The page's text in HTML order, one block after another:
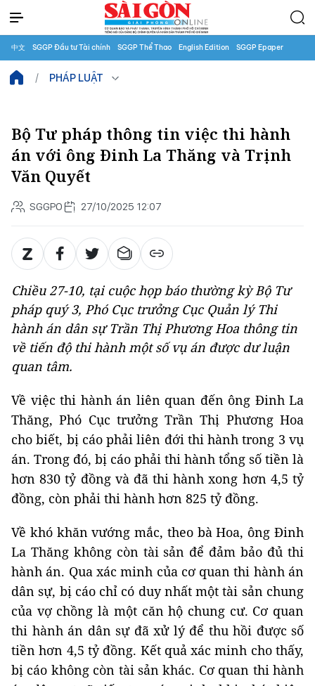
中文 SGGP Đầu tư Tài chính SGGP Thể Thao English Edition SGGP Epaper
PHÁP LUẬT
Bộ Tư pháp thông tin việc thi hành
án với ông Đinh La Thăng và Trịnh
Văn Quyết
SGGPO 27/10/2025 12:07
Chiều 27-10, tại cuộc họp báo thường kỳ Bộ Tư
pháp quý 3, Phó Cục trưởng Cục Quản lý Thi
hành án dân sự Trần Thị Phương Hoa thông tin
về tiến độ thi hành một số vụ án được dư luận
quan tâm.
Về việc thi hành án liên quan đến ông Đinh La
Thăng, Phó Cục trưởng Trần Thị Phương Hoa
cho biết, bị cáo phải liên đới thi hành trong 3 vụ
án. Trong đó, bị cáo phải thi hành tổng số tiền là
hơn 830 tỷ đồng và đã thi hành xong hơn 4,5 tỷ
đồng, còn phải thi hành hơn 825 tỷ đồng.
Về khó khăn vướng mắc, theo bà Hoa, ông Đinh
La Thăng không còn tài sản để đảm bảo đủ thi
hành án. Qua xác minh của cơ quan thi hành án
dân sự, bị cáo chỉ có duy nhất một tài sản chung
của vợ chồng là một căn hộ chung cư. Cơ quan
thi hành án dân sự đã xử lý để thu hồi được số
tiền hơn 4,5 tỷ đồng. Kết quả xác minh cho thấy,
bị cáo không còn tài sản khác. Cơ quan thi hành